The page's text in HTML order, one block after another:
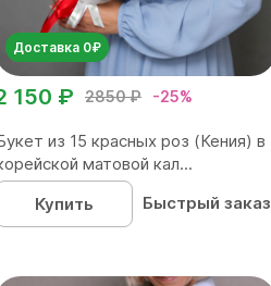
Доставка 0₽
2850 ₽ -25%
150 ₽
из 15 красных роз (Кения) в
матовой кал...
Купить
Быстрый заказ